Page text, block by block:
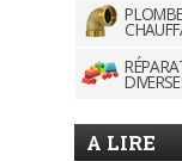
A LIRE